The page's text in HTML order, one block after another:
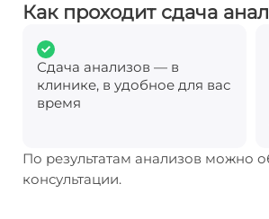
Как проходит сдача
Сдача анализов — в
клинике, в удобное для вас
время
По результатам анализов можно
консультации.